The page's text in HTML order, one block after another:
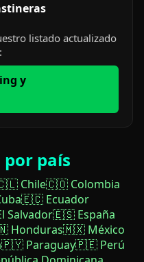
listado actualizado
y
por país
Chile🇨🇴 Colombia
🇪🇨 Ecuador
Salvador🇪🇸 España
Honduras🇲🇽 México
🇵🇾 Paraguay🇵🇪 Perú